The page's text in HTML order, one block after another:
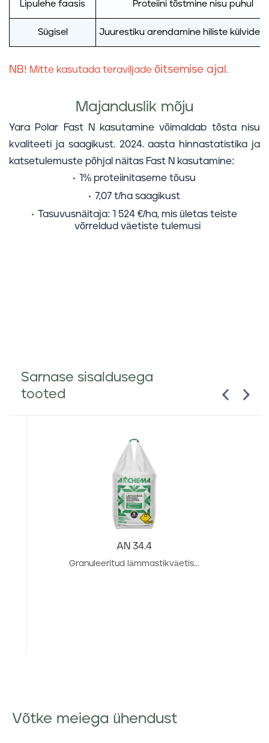
Lipulehe faasis Proteiini tõstmine nisu puhul
Sügisel Juurestiku arendamine hiliste külvide
NB! Mitte kasutada teraviljade õitsemise ajal .
Majanduslik mõju
Yara Polar Fast N kasutamine võimaldab tõsta nisu
kvaliteeti ja saagikust. 2024. aasta hinnastatistika ja
katsetulemuste põhjal näitas Fast N kasutamine:
1% proteiinitaseme tõusu
7,07 t/ha saagikust
Tasuvusnäitaja: 1 524 €/ha, mis ületas teiste
võrreldud väetiste tulemusi
Sarnase sisaldusega
tooted
AN 34.4
Granuleeritud lämmastikväetis...
Võtke meiega ühendust